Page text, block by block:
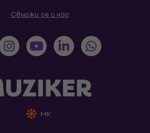
Свържи се с нас
MK